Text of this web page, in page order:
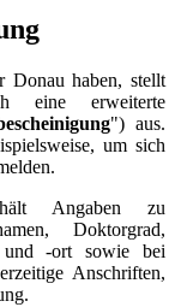
Donau haben, stellt
eine erweiterte
") aus.
um sich
Angaben zu
Doktorgrad,
und -ort sowie bei
Anschriften,